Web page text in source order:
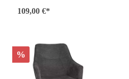
109,00 €*
%